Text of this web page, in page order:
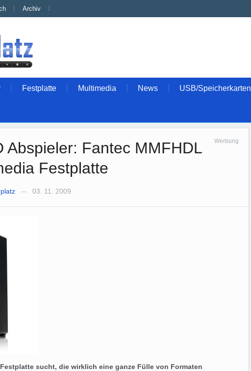
Archiv
Festplatte Multimedia News USB/Speicherkarten
Abspieler: Fantec MMFHDL
Festplatte
Werbung
— 03. 11. 2009
sucht, die wirklich eine ganze Fülle von Formaten